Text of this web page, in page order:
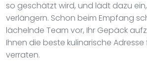
so geschätzt wird, und lädt dazu
verlängern. Schon beim Empfang
lächelnde Team vor, Ihr Gepäck
Ihnen die beste kulinarische
verraten.